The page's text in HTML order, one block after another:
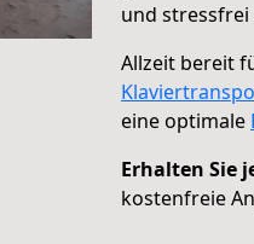
und
Allzeit bereit
eine optimale
Erhalten Sie
kostenfreie